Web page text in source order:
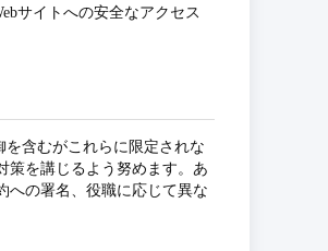
サイトへの安全なアクセス
含むがこれらに限定されな
策を講じるよう努めます。あ
への署名、役職に応じて異な